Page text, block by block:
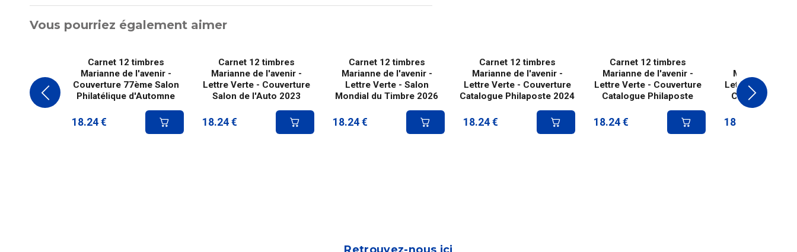
Vous pourriez également aimer
Carnet 12 timbres
Marianne de l'avenir -
Couverture 77ème Salon
Philatélique d'Automne
18.24 €
Carnet 12 timbres
Marianne de l'avenir -
Lettre Verte - Couverture
Salon de l'Auto 2023
18.24 €
Carnet 12 timbres
Marianne de l'avenir -
Lettre Verte - Salon
Mondial du Timbre 2026
18.24 €
Carnet 12 timbres
Marianne de l'avenir -
Lettre Verte - Couverture
Catalogue Philaposte 2024
18.24 €
Carnet 12 timbres
Marianne de l'avenir -
Lettre Verte - Couverture
Catalogue Philaposte
18.24 €
Marianne de
Lettre Verte -
Cœur
18.24
Retrouvez-nous ici